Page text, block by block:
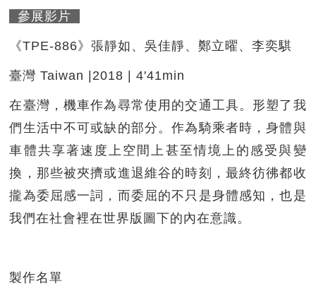
參展影片
《TPE-886》張靜如、吳佳靜、鄭立曜、李奕騏
臺灣 Taiwan |2018 | 4'41min
在臺灣，機車作為尋常使用的交通工具。形塑了我
們生活中不可或缺的部分。作為騎乘者時，身體與
車體共享著速度上空間上甚至情境上的感受與變
換，那些被夾擠或進退維谷的時刻，最終彷彿都收
攏為委屈感一詞，而委屈的不只是身體感知，也是
我們在社會裡在世界版圖下的內在意識。
製作名單